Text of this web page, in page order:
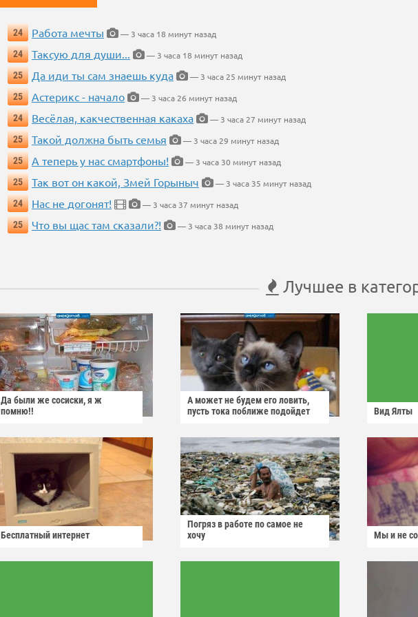
24 Работа мечты
— 3 часа 18 минут назад
24
Таксую для души...
— 3 часа 18 минут назад
25
Да иди ты сам знаешь куда
— 3 часа 25 минут назад
25
Астерикс - начало
— 3 часа 26 минут назад
24
Весёлая, какчественная какаха
— 3 часа 27 минут назад
25
Такой должна быть семья
— 3 часа 29 минут назад
25
А теперь у нас смартфоны!
— 3 часа 30 минут назад
25
Так вот он какой, Змей Горыныч
— 3 часа 35 минут назад
24
Нас не догонят!
— 3 часа 37 минут назад
25
Что вы щас там сказали?! — 3 часа 38 минут назад
Лучшее в
Да были же сосиски, я ж
помню!!
А может не будем его ловить,
пусть тока поближе подойдет
Вид Ялты
Бесплатный интернет
Погряз в работе по самое не
хочу
Мы и не